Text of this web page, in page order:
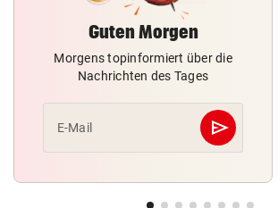
Guten Morgen
Morgens topinformiert über die
Nachrichten des Tages
E-Mail send
Abschicken